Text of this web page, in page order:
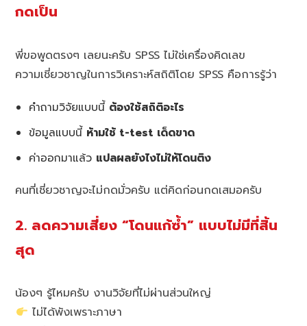
กดเป็น
พี่ขอพูดตรงๆ เลยนะครับ SPSS ไม่ใช่เครื่องคิดเลข
ความเชี่ยวชาญในการวิเคราะห์สถิติโดย SPSS คือการรู้ว่า
คำถามวิจัยแบบนี้ ต้องใช้สถิติอะไร
ข้อมูลแบบนี้ ห้ามใช้ t-test เด็ดขาด
ค่าออกมาแล้ว แปลผลยังไงไม่ให้โดนติง
คนที่เชี่ยวชาญจะไม่กดมั่วครับ แต่คิดก่อนกดเสมอครับ
2. ลดความเสี่ยง “โดนแก้ซ้ำ” แบบไม่มีที่สิ้น
สุด
น้องๆ รู้ไหมครับ งานวิจัยที่ไม่ผ่านส่วนใหญ่
ไม่ได้พังเพราะภาษา